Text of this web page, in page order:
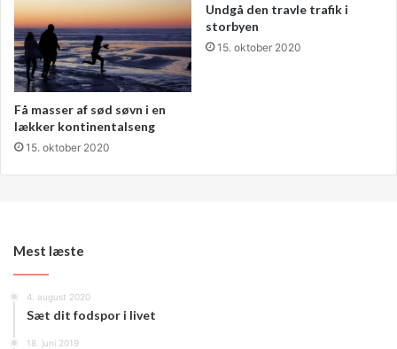
Få masser af sød søvn i en
lækker kontinentalseng
15. oktober 2020
Undgå den travle trafik i
storbyen
15. oktober 2020
Mest læste
4. august 2020
Sæt dit fodspor i livet
18. juni 2019